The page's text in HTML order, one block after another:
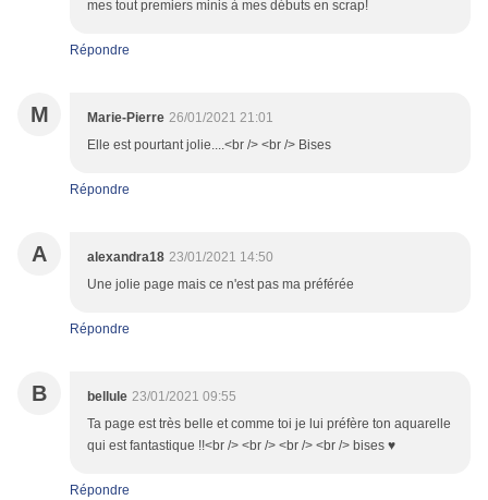
mes tout premiers minis à mes débuts en scrap!
Répondre
M Marie-Pierre 26/01/2021 21:01
Elle est pourtant jolie....<br /> <br /> Bises
Répondre
A alexandra18 23/01/2021 14:50
Une jolie page mais ce n'est pas ma préférée
Répondre
B bellule 23/01/2021 09:55
Ta page est très belle et comme toi je lui préfère ton aquarelle
qui est fantastique !!<br /> <br /> <br /> <br /> bises ♥
Répondre